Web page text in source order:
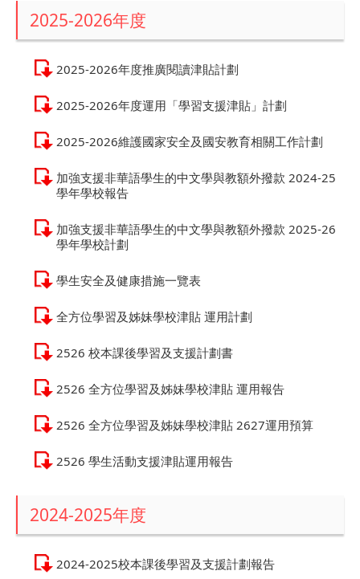
2025-2026年度
2025-2026年度推廣閱讀津貼計劃
2025-2026年度運用「學習支援津貼」計劃
2025-2026維護國家安全及國安教育相關工作計劃
加強支援非華語學生的中文學與教額外撥款 2024-25
學年學校報告
加強支援非華語學生的中文學與教額外撥款 2025-26
學年學校計劃
學生安全及健康措施一覽表
全方位學習及姊妹學校津貼 運用計劃
2526 校本課後學習及支援計劃書
2526 全方位學習及姊妹學校津貼 運用報告
2526 全方位學習及姊妹學校津貼 2627運用預算
2526 學生活動支援津貼運用報告
2024-2025年度
2024-2025校本課後學習及支援計劃報告